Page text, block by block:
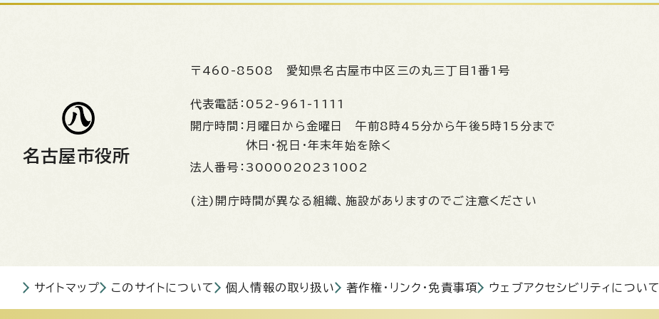
名古屋市役所
〒460-8508 愛知県名古屋市中区三の丸三丁目1番1号
代表電話： 052-961-1111
開庁時間： 月曜日から金曜日 午前8時45分から午後5時15分まで
休日・祝日・年末年始を除く
法人番号： 3000020231002
(注)開庁時間が異なる組織、施設がありますのでご注意ください
サイトマップ このサイトについて 個人情報の取り扱い 著作権・リンク・免責事項 ウェブアクセシビリティについて